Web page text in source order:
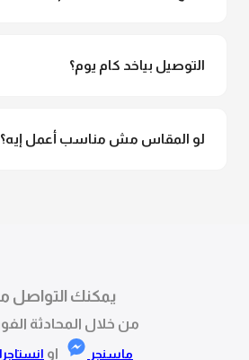
التوصيل بياخد كام يوم؟
لو المقاس مش مناسب أعمل إيه؟
يمكنك التواصل
من خلال المحادثة
ماسنجر او